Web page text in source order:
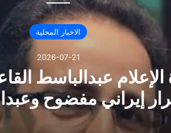
الاخبار المحلية
2026-07-21
عبدالباسط
إيراني مفضوح
الوكيل المطيع